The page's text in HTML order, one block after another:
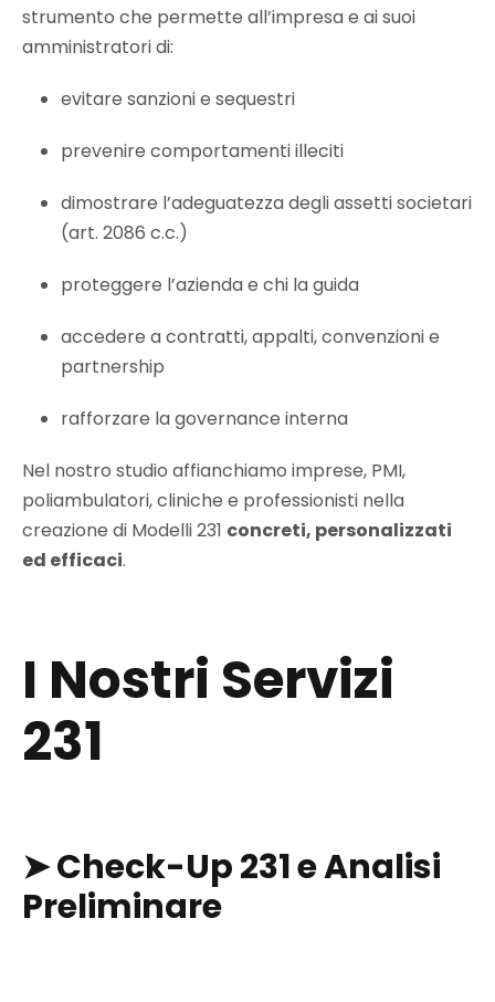
strumento che permette all’impresa e ai suoi
amministratori di:
evitare sanzioni e sequestri
prevenire comportamenti illeciti
dimostrare l’adeguatezza degli assetti societari
(art. 2086 c.c.)
proteggere l’azienda e chi la guida
accedere a contratti, appalti, convenzioni e
partnership
rafforzare la governance interna
Nel nostro studio affianchiamo imprese, PMI,
poliambulatori, cliniche e professionisti nella
creazione di Modelli 231 concreti, personalizzati
ed efficaci.
I Nostri Servizi
231
➤Check-Up 231 e Analisi
Preliminare